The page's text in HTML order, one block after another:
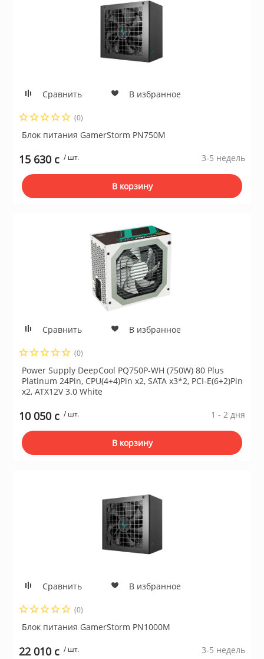
Сравнить В избранное
(0)
Блок питания GamerStorm PN750М
15 630 c / шт. 3-5 недель
В корзину
Сравнить В избранное
(0)
Power Supply DeepCool PQ750P-WH (750W) 80 Plus
Platinum 24Pin, CPU(4+4)Pin x2, SATA x3*2, PCI-E(6+2)Pin
x2, ATX12V 3.0 White
10 050 c / шт. 1 - 2 дня
В корзину
Сравнить В избранное
(0)
Блок питания GamerStorm PN1000M
22 010 c / шт. 3-5 недель